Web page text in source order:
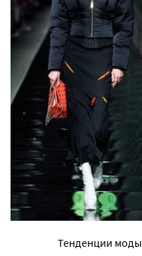
Тенденции